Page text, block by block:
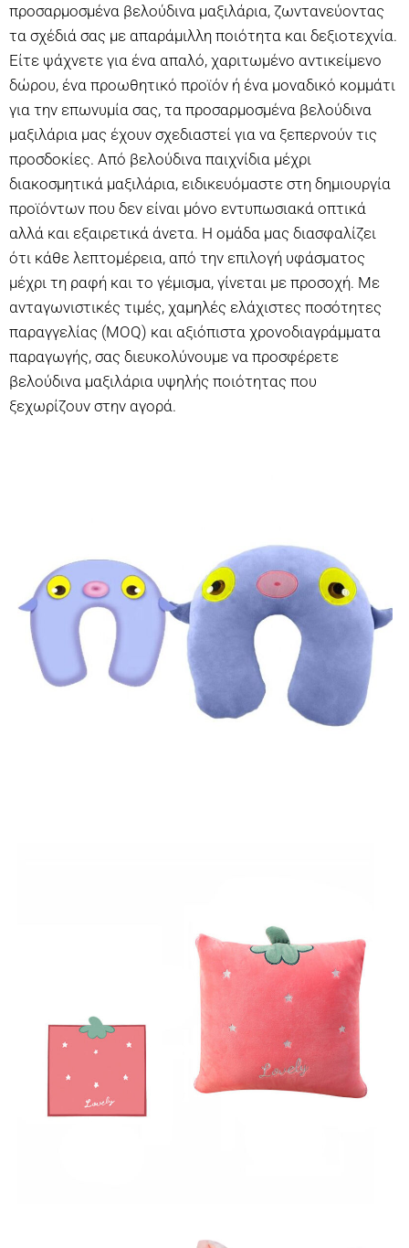
προσαρμοσμένα βελούδινα μαξιλάρια, ζωντανεύοντας
τα σχέδιά σας με απαράμιλλη ποιότητα και δεξιοτεχνία.
Είτε ψάχνετε για ένα απαλό, χαριτωμένο αντικείμενο
δώρου, ένα προωθητικό προϊόν ή ένα μοναδικό κομμάτι
για την επωνυμία σας, τα προσαρμοσμένα βελούδινα
μαξιλάρια μας έχουν σχεδιαστεί για να ξεπερνούν τις
προσδοκίες. Από βελούδινα παιχνίδια μέχρι
διακοσμητικά μαξιλάρια, ειδικευόμαστε στη δημιουργία
προϊόντων που δεν είναι μόνο εντυπωσιακά οπτικά
αλλά και εξαιρετικά άνετα. Η ομάδα μας διασφαλίζει
ότι κάθε λεπτομέρεια, από την επιλογή υφάσματος
μέχρι τη ραφή και το γέμισμα, γίνεται με προσοχή. Με
ανταγωνιστικές τιμές, χαμηλές ελάχιστες ποσότητες
παραγγελίας (MOQ) και αξιόπιστα χρονοδιαγράμματα
παραγωγής, σας διευκολύνουμε να προσφέρετε
βελούδινα μαξιλάρια υψηλής ποιότητας που
ξεχωρίζουν στην αγορά.